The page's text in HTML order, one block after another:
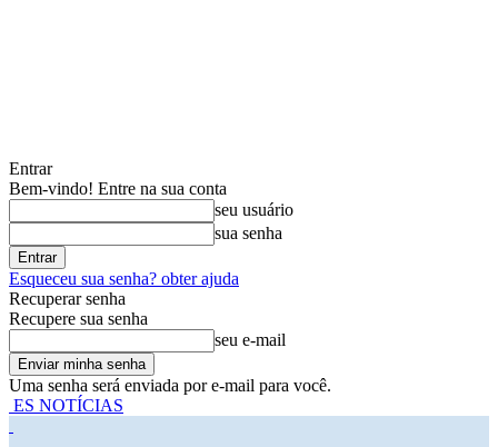
Entrar
Bem-vindo! Entre na sua conta
seu usuário
sua senha
Esqueceu sua senha? obter ajuda
Recuperar senha
Recupere sua senha
seu e-mail
Uma senha será enviada por e-mail para você.
ES NOTÍCIAS